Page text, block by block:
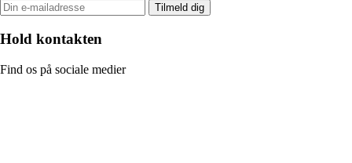
Tilmeld dig
Hold kontakten
Find os på sociale medier